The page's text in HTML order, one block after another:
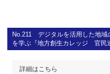
No.211 デジタルを活用した地域
を学ぶ『地方創生カレッジ 官民
詳細はこちら